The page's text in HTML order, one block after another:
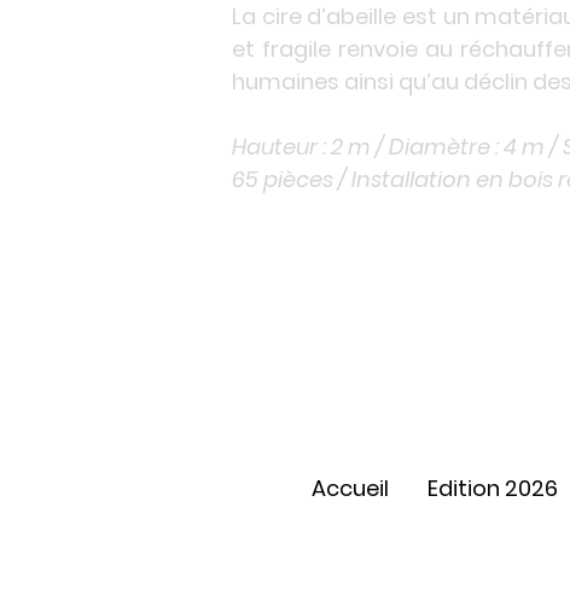
La cire d’abeille est un
et fragile renvoie au
humaines ainsi qu’au déclin
Hauteur : 2 m / Diamètre : 4 m /
65 pièces / Installation en bois
Accueil Edition 2026